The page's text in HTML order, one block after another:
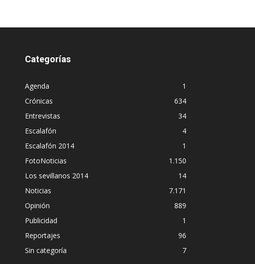
Categorías
Agenda
1
Crónicas
634
Entrevistas
34
Escalafón
4
Escalafón 2014
1
FotoNoticias
1.150
Los sevillanos 2014
14
Noticias
7.171
Opinión
889
Publicidad
1
Reportajes
96
Sin categoría
7